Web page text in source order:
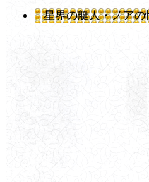
星界の艇人・ノアの